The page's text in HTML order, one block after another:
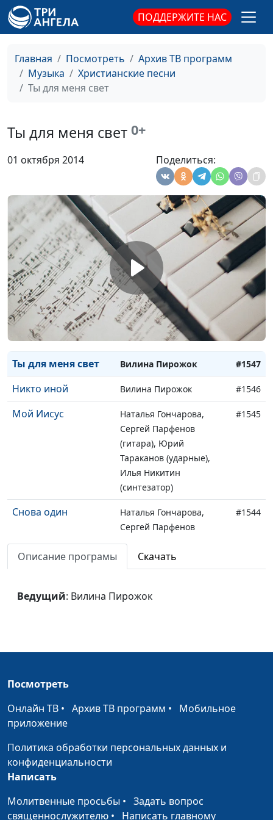
ПОДДЕРЖИТЕ НАС
Главная Посмотреть
Архив ТВ программ
Музыка
Христианские песни
Ты для меня свет
Ты для меня свет 0+
01 октября 2014 Поделиться:
и балета РБ, Лиза
Василькова,
Смирись перед
Творцом
Елена Сало, солистка
и балета РБ, Лиза
Василькова,
аккомпанемент
применению жизни
Вилина Пирожок,
Сергей Парфёнов
(гитара)
#1555
День шестой Вилина Пирожок #1551
Друг - Иисус Вилина Пирожок #1550
Я иду по
солнечному лучу
Вилина Пирожок #1549
Свет от Вечного
Тебя
Вилина Пирожок #1548
Ты для меня свет Вилина Пирожок #1547
Никто иной Вилина Пирожок #1546
Мой Иисус
Наталья Гончарова,
Сергей Парфенов
(гитара), Юрий
Тараканов (ударные),
Илья Никитин
(синтезатор)
#1545
Снова один
Наталья Гончарова,
Сергей Парфенов
(гитара), Юрий
Тараканов (ударные),
Илья Никитин
#1544
Тараканов (ударные),
Без Тебя
Наталья Гончарова,
Тараканов (ударные),
Давай с тобой
Наталья Гончарова,
Описание програмы Скачать
Ведущий: Вилина Пирожок
Посмотреть
Онлайн ТВ • Архив ТВ программ • Мобильное
приложение
Политика обработки персональных данных и
конфиденциальности
Написать
Молитвенные просьбы • Задать вопрос
священнослужителю • Написать главному